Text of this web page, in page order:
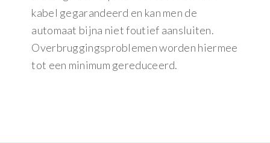
kabel gegarandeerd en kan men de
automaat bijna niet foutief aansluiten.
Overbruggingsproblemen worden hiermee
tot een minimum gereduceerd.